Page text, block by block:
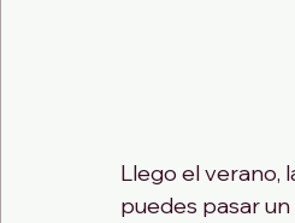
Llego el verano,
puedes pasar